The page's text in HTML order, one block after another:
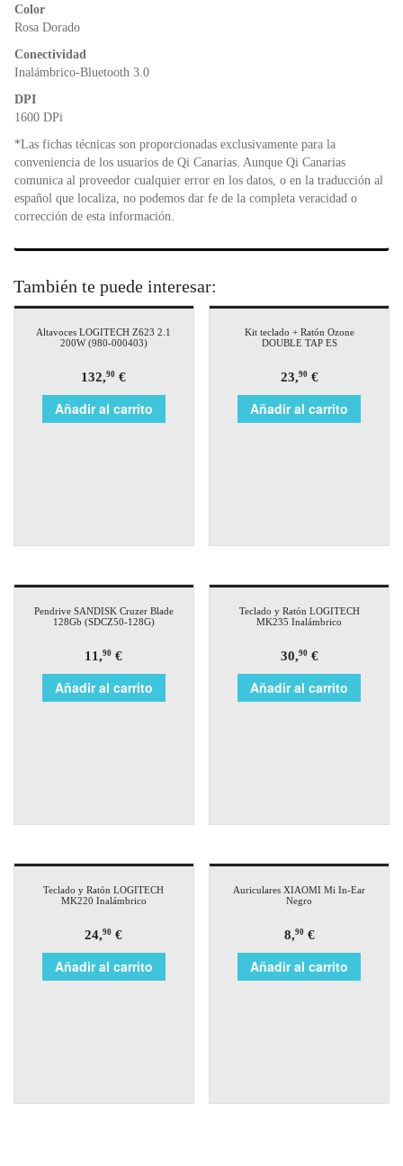
Color
Rosa Dorado
Conectividad
Inalámbrico-Bluetooth 3.0
DPI
1600 DPi
*Las fichas técnicas son proporcionadas exclusivamente para la
conveniencia de los usuarios de Qi Canarias. Aunque Qi Canarias
comunica al proveedor cualquier error en los datos, o en la traducción al
español que localiza, no podemos dar fe de la completa veracidad o
corrección de esta información.
También te puede interesar:
Altavoces LOGITECH Z623 2.1
200W (980-000403)
132,90 €
Añadir al carrito
Kit teclado + Ratón Ozone
DOUBLE TAP ES
23,90€
Añadir al carrito
Pendrive SANDISK Cruzer Blade
128Gb (SDCZ50-128G)
11,90 €
Añadir al carrito
Teclado y Ratón LOGITECH
MK235 Inalámbrico
30,90€
Añadir al carrito
Teclado y Ratón LOGITECH
MK220 Inalámbrico
24,90 €
Añadir al carrito
Auriculares XIAOMI Mi In-Ear
Negro
8,90€
Añadir al carrito